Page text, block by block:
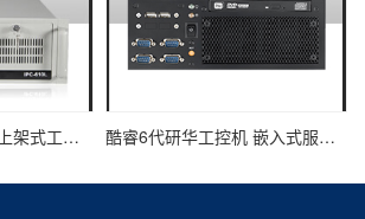
酷睿12代工控机 4U上架式工业电脑 DT-610L-IH610MB 酷睿6代研华工控机 嵌入式服务器主机 EPC-B2205